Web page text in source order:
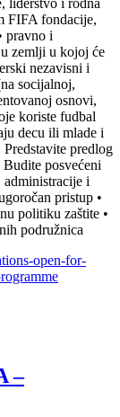
liderstvo i rodna
FIFA fondacije,
pravno i
zemlji u kojoj će
nezavisni i
socijalnoj,
osnovi,
koriste fudbal
decu ili mlade i
predlog
posvećeni
administracije i
pristup •
politiku zaštite •
podružnica
open-for-
–